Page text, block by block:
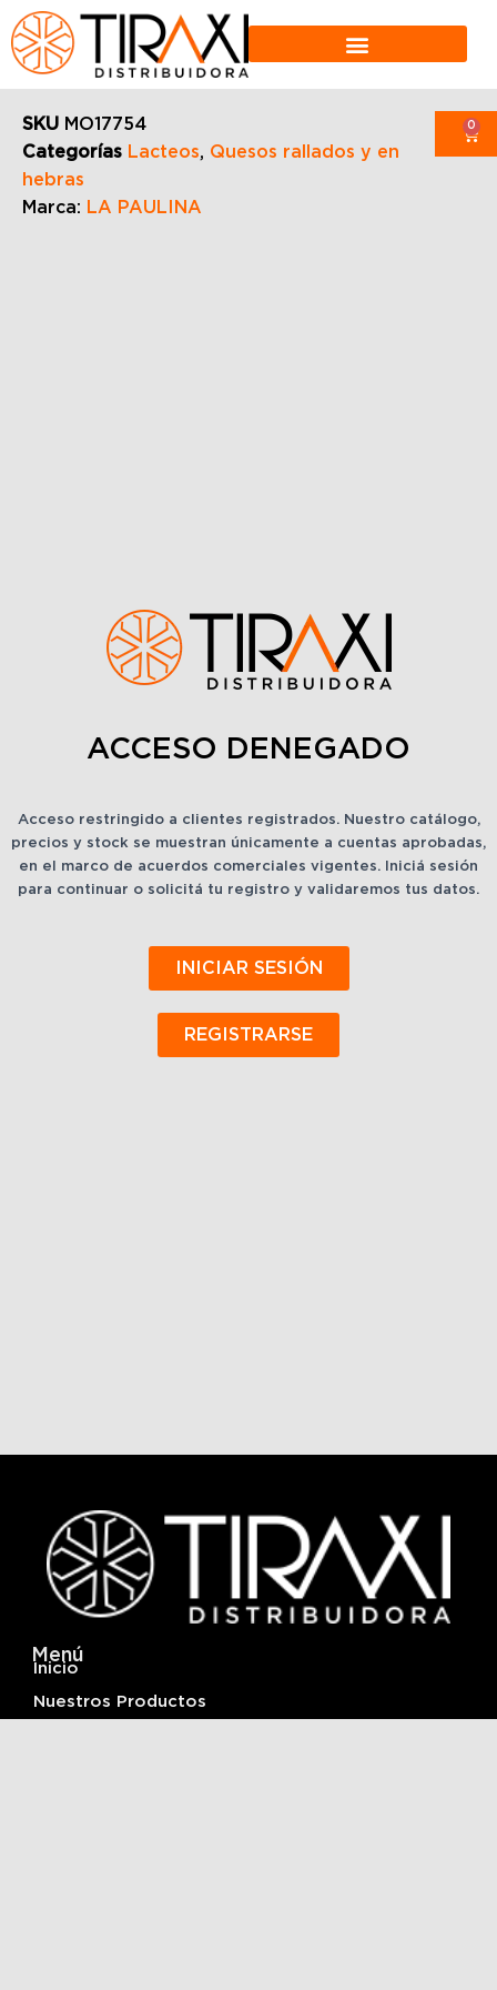
SKU MO17754
Categorías Lacteos, Quesos rallados y en
hebras
Marca: LA PAULINA
0
ACCESO DENEGADO
Acceso restringido a clientes registrados. Nuestro catálogo,
precios y stock se muestran únicamente a cuentas aprobadas,
en el marco de acuerdos comerciales vigentes. Iniciá sesión
para continuar o solicitá tu registro y validaremos tus datos.
INICIAR SESIÓN
REGISTRARSE
Menú
Inicio
Nuestros Productos